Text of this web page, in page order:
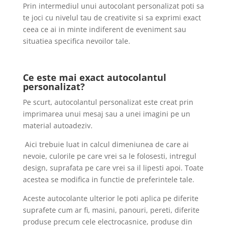
Prin intermediul unui autocolant personalizat poti sa
te joci cu nivelul tau de creativite si sa exprimi exact
ceea ce ai in minte indiferent de eveniment sau
situatiea specifica nevoilor tale.
Ce este mai exact autocolantul
personalizat?
Pe scurt, autocolantul personalizat este creat prin
imprimarea unui mesaj sau a unei imagini pe un
material autoadeziv.
Aici trebuie luat in calcul dimeniunea de care ai
nevoie, culorile pe care vrei sa le folosesti, intregul
design, suprafata pe care vrei sa il lipesti apoi. Toate
acestea se modifica in functie de preferintele tale.
Aceste autocolante ulterior le poti aplica pe diferite
suprafete cum ar fi, masini, panouri, pereti, diferite
produse precum cele electrocasnice, produse din